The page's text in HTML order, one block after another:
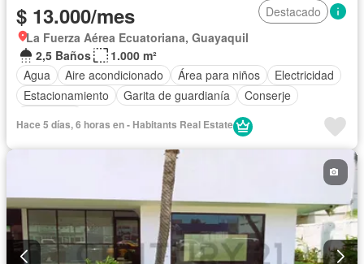
$ 13.000/mes
Destacado
La Fuerza Aérea Ecuatoriana, Guayaquil
2,5 Baños
1.000 m²
Agua
Aire acondicionado Área para niños
Electricidad
Estacionamiento
Garita de guardianía
Conserje
Hace 5 días, 6 horas en - Habitants Real Estate